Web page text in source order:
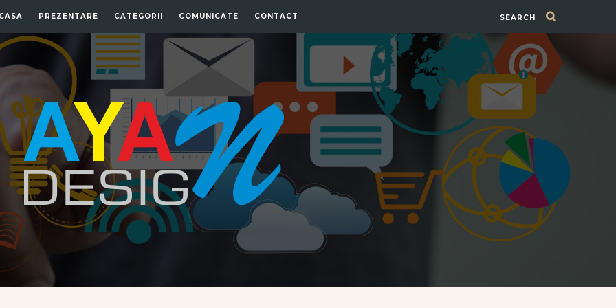
SEARCH
PREZENTARE CATEGORII COMUNICATE CONTACT